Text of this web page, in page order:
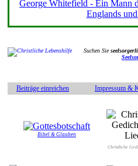
George Whitefield - Ein Mann
Englands
Suchen Sie
Beiträge einreichen Impressum &
Bibel & Glauben
Christliche